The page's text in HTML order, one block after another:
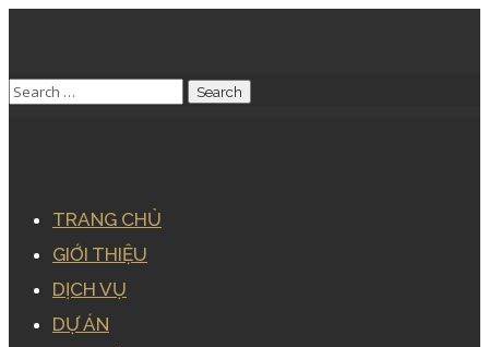
TRANG CHỦ
GIỚI THIỆU
DỊCH VỤ
DỰ ÁN